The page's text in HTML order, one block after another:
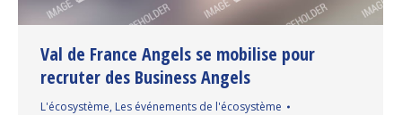
Val de France Angels se mobilise pour
recruter des Business Angels
L'écosystème, Les événements de l'écosystème